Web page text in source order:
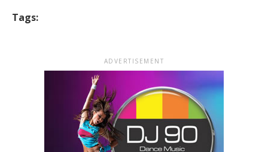
Tags:
ADVERTISEMENT